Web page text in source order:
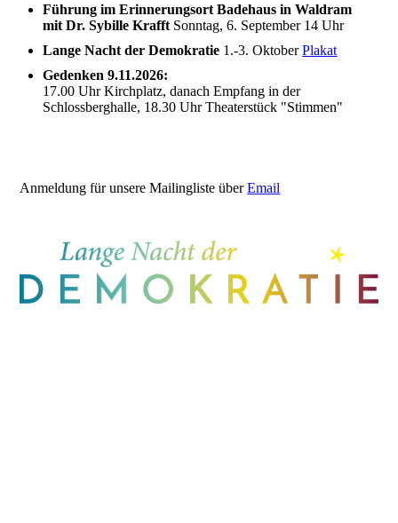
Führung im Erinnerungsort Badehaus in Waldram
mit Dr. Sybille Krafft Sonntag, 6. September 14 Uhr
Lange Nacht der Demokratie 1.-3. OktoberPlakat
Gedenken 9.11.2026:
17.00 Uhr Kirchplatz, danach Empfang in der
Schlossberghalle, 18.30 Uhr Theaterstück "Stimmen"
Anmeldung für unsere Mailingliste überEmail